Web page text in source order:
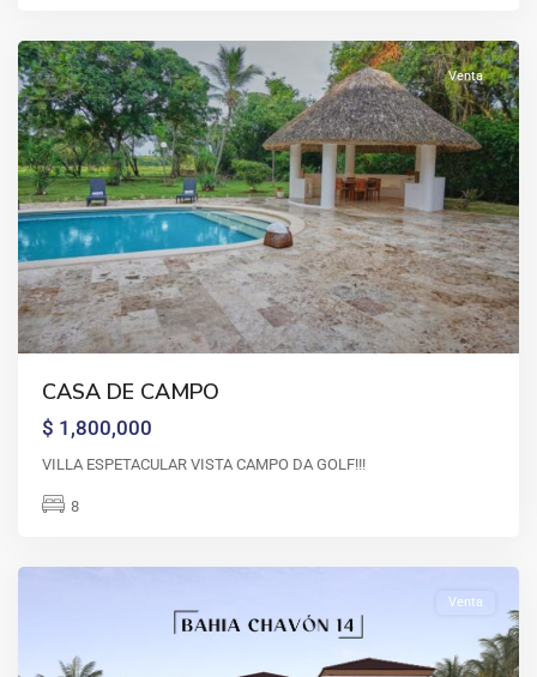
Venta
CASA DE CAMPO
$ 1,800,000
VILLA ESPETACULAR VISTA CAMPO DA GOLF!!!
8
CASA
Casa
de
La
Venta